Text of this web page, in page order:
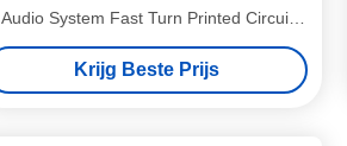
Audio System Fast Turn Printed Circuit
Board Fabrikanten
Krijg Beste Prijs